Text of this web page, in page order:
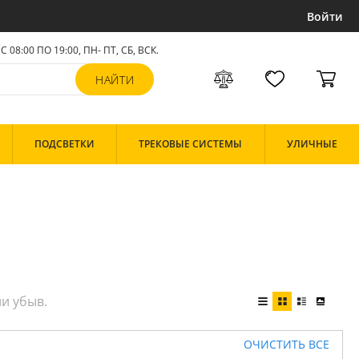
Войти
С 08:00 ПО 19:00, ПН- ПТ,СБ, ВСК.
ПОДСВЕТКИ ТРЕКОВЫЕ СИСТЕМЫ УЛИЧНЫЕ
ОЧИСТИТЬ ВСЕ